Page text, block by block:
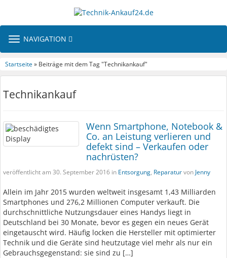
TOGGLE
NAVIGATION
Startseite» Beiträge mit dem Tag "Technikankauf"
Technikankauf
Wenn Smartphone, Notebook &
Co. an Leistung verlieren und
defekt sind – Verkaufen oder
nachrüsten?
veröffentlicht am 30. September 2016 in Entsorgung Reparaturvon Jenny
Allein im Jahr 2015 wurden weltweit insgesamt 1,43 Milliarden
Smartphones und 276,2 Millionen Computer verkauft. Die
durchschnittliche Nutzungsdauer eines Handys liegt in
Deutschland bei 30 Monate, bevor es gegen ein neues Gerät
eingetauscht wird. Häufig locken die Hersteller mit optimierter
Technik und die Geräte sind heutzutage viel mehr als nur ein
Gebrauchsgegenstand: sie sind zu […]